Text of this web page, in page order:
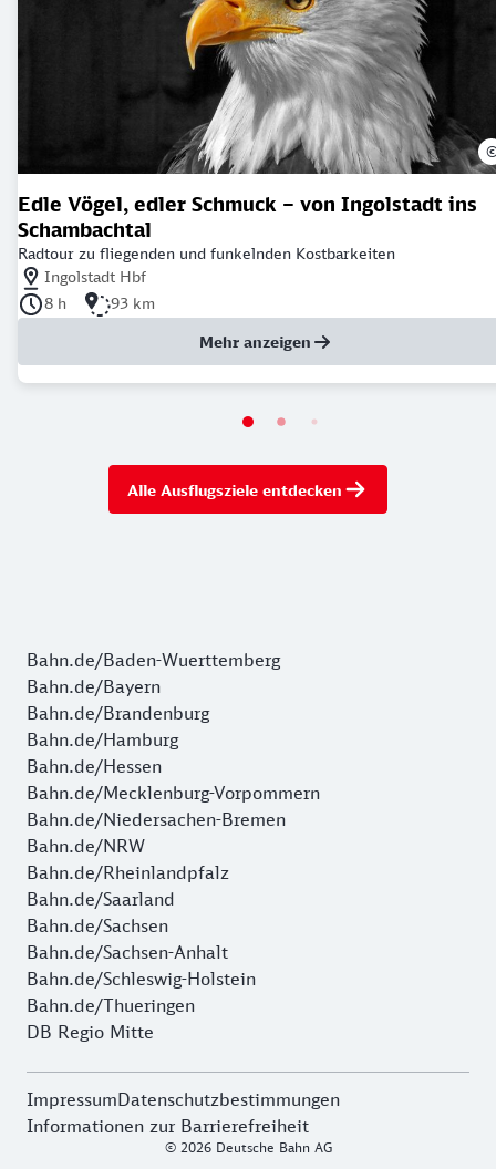
Edle Vögel, edler Schmuck – von Ingolstadt ins
Schambachtal
Radtour zu fliegenden und funkelnden Kostbarkeiten
Nächstgelegener Bahnhof: Ingolstadt Hbf
Ingolstadt Hbf
Dauer der Tour: 8 Stunden
8 h Länge der Tour: 93 Kilometer
93 km
Mehr anzeigen
Alle Ausflugsziele entdecken
Bahn.de/Baden-Wuerttemberg
Bahn.de/Bayern
Bahn.de/Brandenburg
Bahn.de/Hamburg
Bahn.de/Hessen
Bahn.de/Mecklenburg-Vorpommern
Bahn.de/Niedersachen-Bremen
Bahn.de/NRW
Bahn.de/Rheinlandpfalz
Bahn.de/Saarland
Bahn.de/Sachsen
Bahn.de/Sachsen-Anhalt
Bahn.de/Schleswig-Holstein
Bahn.de/Thueringen
DB Regio Mitte
ImpressumDatenschutzbestimmungen
Informationen zur Barrierefreiheit
© 2026 Deutsche Bahn AG